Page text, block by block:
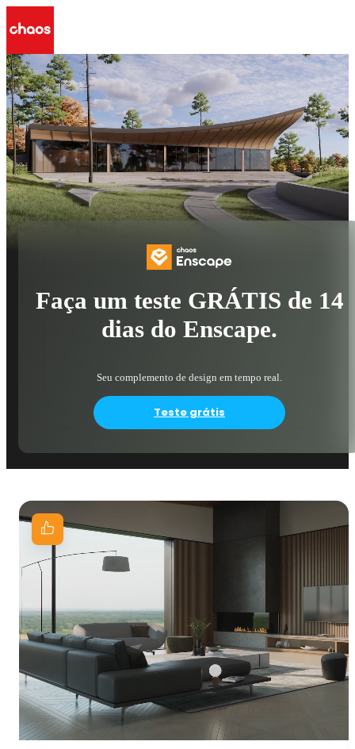
Faça um teste GRÁTIS de 14
dias do Enscape.
Seu complemento de design em tempo real.
Teste grátis